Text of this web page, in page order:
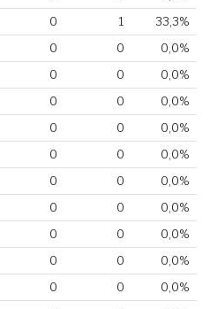
0 1
33,3%
0 0
0,0%
0 0
0,0%
0 0
0,0%
0 0
0,0%
0 0
0,0%
0 0
0,0%
0 0
0,0%
0 0
0,0%
0 0
0,0%
0 0
0,0%